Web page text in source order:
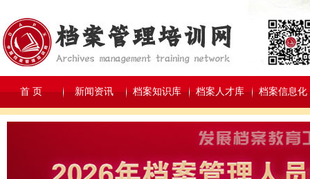
首 页 新闻资讯 档案知识库 档案人才库 档案信息化